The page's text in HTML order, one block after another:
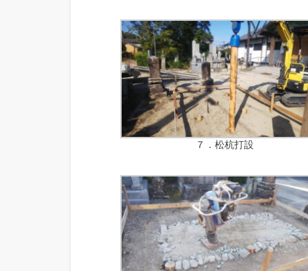
７．松杭打設